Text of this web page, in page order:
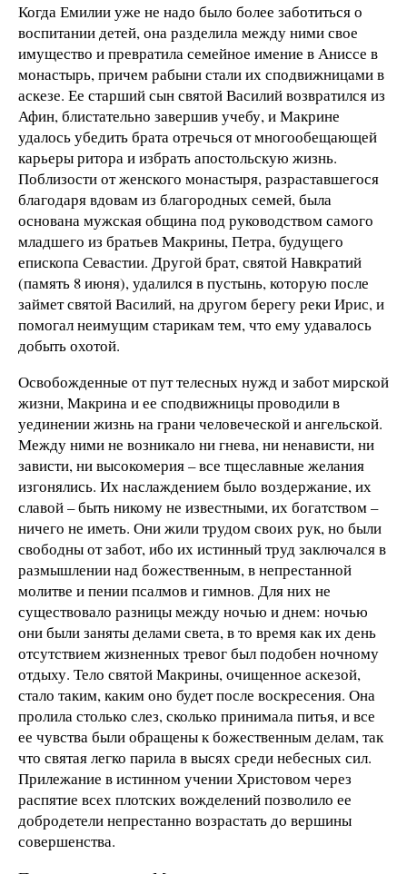
Когда Емилии уже не надо было более заботиться о
воспитании детей, она разделила между ними свое
имущество и превратила семейное имение в Аниссе в
монастырь, причем рабыни стали их сподвижницами в
аскезе. Ее старший сын святой Василий возвратился из
Афин, блистательно завершив учебу, и Макрине
удалось убедить брата отречься от многообещающей
карьеры ритора и избрать апостольскую жизнь.
Поблизости от женского монастыря, разраставшегося
благодаря вдовам из благородных семей, была
основана мужская община под руководством самого
младшего из братьев Макрины, Петра, будущего
епископа Севастии. Другой брат, святой Навкратий
(память 8 июня), удалился в пустынь, которую после
займет святой Василий, на другом берегу реки Ирис, и
помогал неимущим старикам тем, что ему удавалось
добыть охотой.
Освобожденные от пут телесных нужд и забот мирской
жизни, Макрина и ее сподвижницы проводили в
уединении жизнь на грани человеческой и ангельской.
Между ними не возникало ни гнева, ни ненависти, ни
зависти, ни высокомерия – все тщеславные желания
изгонялись. Их наслаждением было воздержание, их
славой – быть никому не известными, их богатством –
ничего не иметь. Они жили трудом своих рук, но были
свободны от забот, ибо их истинный труд заключался в
размышлении над божественным, в непрестанной
молитве и пении псалмов и гимнов. Для них не
существовало разницы между ночью и днем: ночью
они были заняты делами света, в то время как их день
отсутствием жизненных тревог был подобен ночному
отдыху. Тело святой Макрины, очищенное аскезой,
стало таким, каким оно будет после воскресения. Она
пролила столько слез, сколько принимала питья, и все
ее чувства были обращены к божественным делам, так
что святая легко парила в высях среди небесных сил.
Прилежание в истинном учении Христовом через
распятие всех плотских вожделений позволило ее
добродетели непрестанно возрастать до вершины
совершенства.